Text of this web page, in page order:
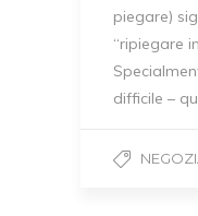
piegare)
“ripiegare
difficile –